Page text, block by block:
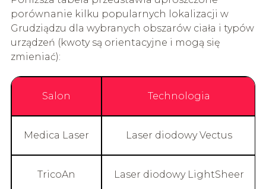
porównanie kilku popularnych lokalizacji w
Grudziądzu dla wybranych obszarów ciała i typów
urządzeń (kwoty są orientacyjne i mogą się
zmieniać):
Salon Technologia
Medica Laser Laser diodowy Vectus
TricoAn Laser diodowy LightSheer